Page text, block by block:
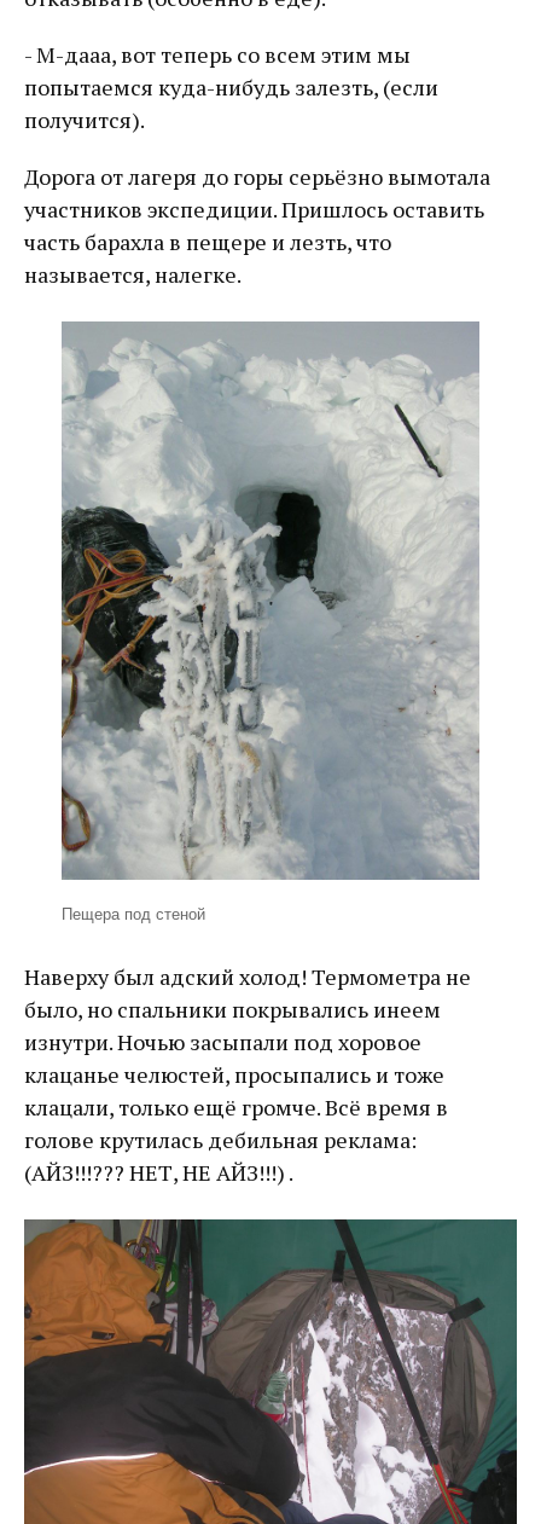
- М-дааа, вот теперь со всем этим мы
попытаемся куда-нибудь залезть, (если
получится).
Дорога от лагеря до горы серьёзно вымотала
участников экспедиции. Пришлось оставить
часть барахла в пещере и лезть, что
называется, налегке.
Пещера под стеной
Наверху был адский холод! Термометра не
было, но спальники покрывались инеем
изнутри. Ночью засыпали под хоровое
клацанье челюстей, просыпались и тоже
клацали, только ещё громче. Всё время в
голове крутилась дебильная реклама:
(АЙЗ!!!??? НЕТ, НЕ АЙЗ!!!) .